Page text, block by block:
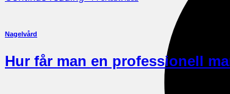
Nagelvård
Hur får man en professionell